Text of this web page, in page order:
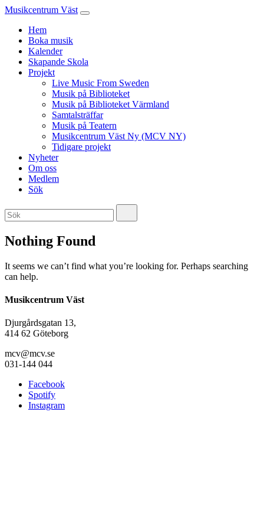
Musikcentrum Väst
Hem
Boka musik
Kalender
Skapande Skola
Projekt
Live Music From Sweden
Musik på Biblioteket
Musik på Biblioteket Värmland
Samtalsträffar
Musik på Teatern
Musikcentrum Väst Ny (MCV NY)
Tidigare projekt
Nyheter
Om oss
Medlem
Sök
Nothing Found
It seems we can’t find what you’re looking for. Perhaps searching
can help.
Musikcentrum Väst
Djurgårdsgatan 13,
414 62 Göteborg
mcv@mcv.se
031-144 044
Facebook
Spotify
Instagram